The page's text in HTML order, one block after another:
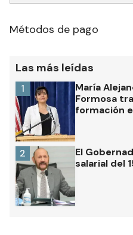
Métodos de pago
Las más leídas
María
Formosa
formación
1
El
salarial del
2